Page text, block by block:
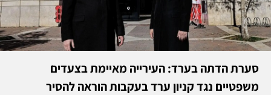
סערת הדתה בערד: העירייה מאיימת בצעדים
משפטיים נגד קניון ערד בעקבות הוראה להסיר